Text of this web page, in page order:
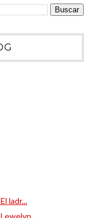
ladr...